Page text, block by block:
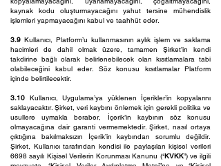
kaynak kodu oluşturmayacağını yahut tersine mühendislik
işlemleri yapmayacağını kabul ve taahhüt eder.
3.9 Kullanıcı, Platform’u kullanmasının aylık işlem ve saklama
hacimleri de dahil olmak üzere, tamamen Şirket’in kendi
takdirine bağlı olarak belirlenebilecek olan kısıtlamalara tabi
olabileceğini kabul eder. Söz konusu kısıtlamalar Platform
içinde belirtilecektir.
3.10 Kullanıcı, Uygulama’ya yüklenen İçerikler’in kopyalarını
saklayacaktır. Şirket, veri kaybını önlemek için gerekli politika ve
usullere uymakla beraber, İçerik’in kaybının söz konusu
olmayacağına dair garanti vermemektedir. Şirket, nasıl ortaya
çıktığına bakılmaksızın İçerik’in kaybından sorumlu değildir.
Şirket, Kullanıcı tarafından kendisi ile paylaşılan kişisel verileri
6698 sayılı Kişisel Verilerin Korunması Kanunu (‘‘KVKK”) ve ilgili